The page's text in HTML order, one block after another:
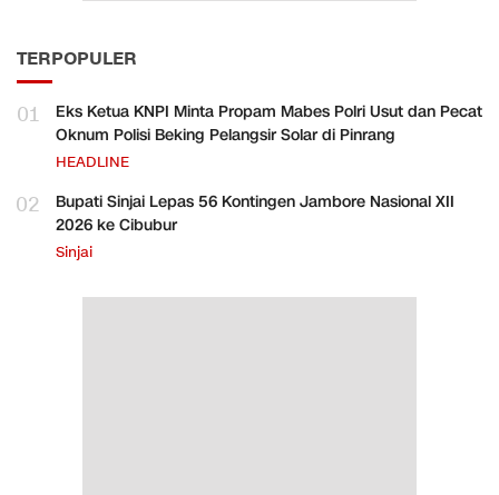
TERPOPULER
01
Eks Ketua KNPI Minta Propam Mabes Polri Usut dan Pecat
Oknum Polisi Beking Pelangsir Solar di Pinrang
HEADLINE
02
Bupati Sinjai Lepas 56 Kontingen Jambore Nasional XII
2026 ke Cibubur
Sinjai